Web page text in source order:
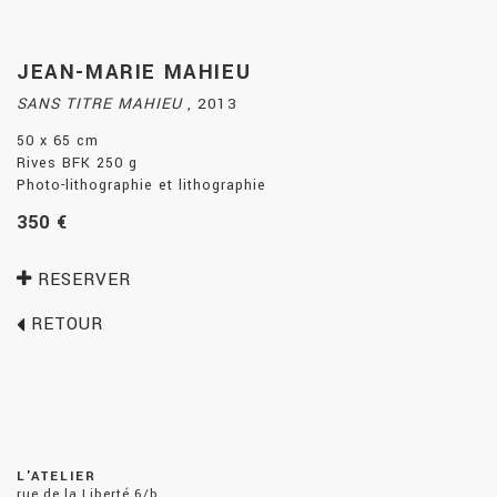
JEAN-MARIE MAHIEU
SANS TITRE MAHIEU , 2013
50 x 65 cm
Rives BFK 250 g
Photo-lithographie et lithographie
350 €
RESERVER
RETOUR
L'ATELIER